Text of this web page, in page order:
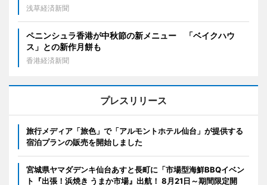
浅草経済新聞
ペニンシュラ香港が中秋節の新メニュー 「ベイクハウ
ス」との新作月餅も
香港経済新聞
プレスリリース
旅行メディア「旅色」で「アルモントホテル仙台」が提供する
宿泊プランの販売を開始しました
宮城県ヤマダデンキ仙台あすと長町に「市場型海鮮BBQイベン
ト『出張！浜焼き うまか市場』出航！ 8月21日～期間限定開